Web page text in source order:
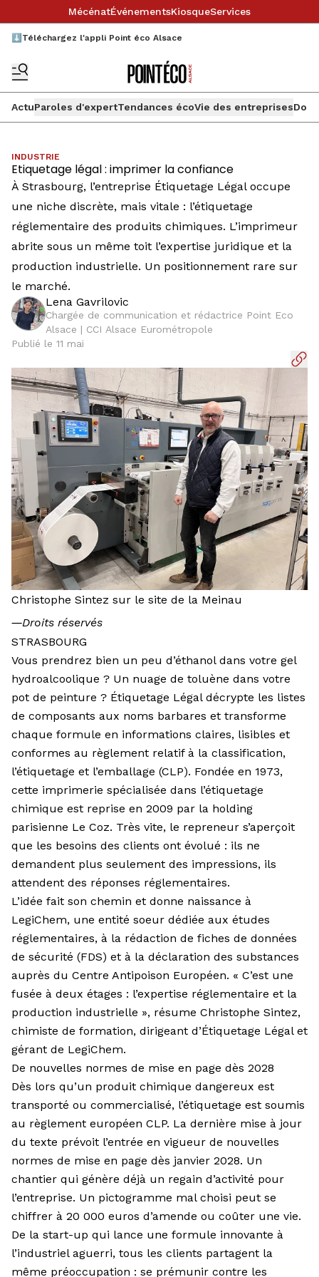
MécénatÉvénementsKiosqueServices
⬇️Téléchargez l'appli Point éco Alsace
ActuParoles d'expertTendances écoVie des entreprises
INDUSTRIE
Etiquetage légal : imprimer la confiance
À Strasbourg, l’entreprise Étiquetage Légal occupe
une niche discrète, mais vitale : l’étiquetage
réglementaire des produits chimiques. L’imprimeur
abrite sous un même toit l’expertise juridique et la
production industrielle. Un positionnement rare sur
le marché.
Lena Gavrilovic
Chargée de communication et rédactrice Point Eco
Alsace | CCI Alsace Eurométropole
Publié le 11 mai
Christophe Sintez sur le site de la Meinau
―Droits réservés
STRASBOURG
Vous prendrez bien un peu d’éthanol dans votre gel
hydroalcoolique ? Un nuage de toluène dans votre
pot de peinture ? Étiquetage Légal décrypte les listes
de composants aux noms barbares et transforme
chaque formule en informations claires, lisibles et
conformes au règlement relatif à la classification,
l’étiquetage et l’emballage (CLP). Fondée en 1973,
cette imprimerie spécialisée dans l’étiquetage
chimique est reprise en 2009 par la holding
parisienne Le Coz. Très vite, le repreneur s’aperçoit
que les besoins des clients ont évolué : ils ne
demandent plus seulement des impressions, ils
attendent des réponses réglementaires.
L’idée fait son chemin et donne naissance à
LegiChem, une entité soeur dédiée aux études
réglementaires, à la rédaction de fiches de données
de sécurité (FDS) et à la déclaration des substances
auprès du Centre Antipoison Européen. « C’est une
fusée à deux étages : l’expertise réglementaire et la
production industrielle », résume Christophe Sintez,
chimiste de formation, dirigeant d’Étiquetage Légal et
gérant de LegiChem.
De nouvelles normes de mise en page dès 2028
Dès lors qu’un produit chimique dangereux est
transporté ou commercialisé, l’étiquetage est soumis
au règlement européen CLP. La dernière mise à jour
du texte prévoit l’entrée en vigueur de nouvelles
normes de mise en page dès janvier 2028. Un
chantier qui génère déjà un regain d’activité pour
l’entreprise. Un pictogramme mal choisi peut se
chiffrer à 20 000 euros d’amende ou coûter une vie.
De la start-up qui lance une formule innovante à
l’industriel aguerri, tous les clients partagent la
même préoccupation : se prémunir contre les